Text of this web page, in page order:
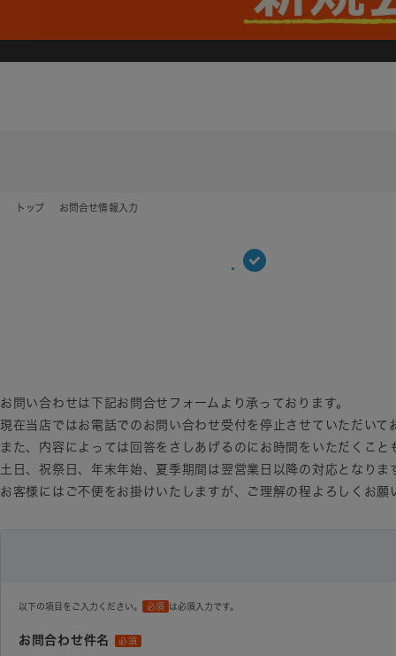
トップ お問合せ情報入力
お問い合わせは下記お問合せフォームより承っております。
現在当店ではお電話でのお問い合わせ受付を停止させていただいて
また、内容によっては回答をさしあげるのにお時間をいただくこと
土日、祝祭日、年末年始、夏季期間は翌営業日以降の対応となりま
お客様にはご不便をお掛けいたしますが、ご理解の程よろしくお願
以下の項目をご入力ください。 必須 は必須入力です。
お問合わせ件名 必須